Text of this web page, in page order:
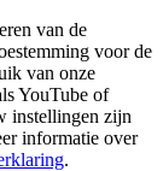
van de
voor de
van onze
YouTube of
instellingen zijn
informatie over
.